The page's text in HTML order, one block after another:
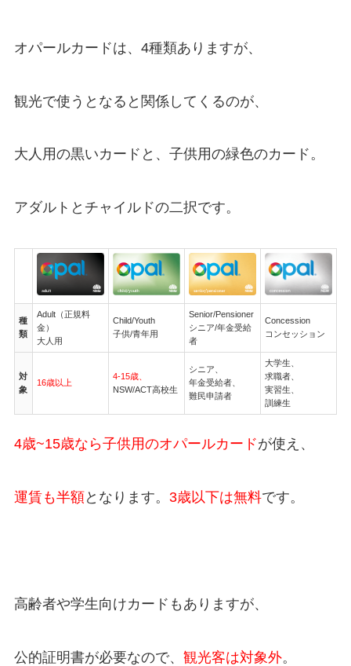
オパールカードは、4種類ありますが、
観光で使うとなると関係してくるのが、
大人用の黒いカードと、子供用の緑色のカード。
アダルトとチャイルドの二択です。
種
類
Adult（正規料
金）
大人用
Child/Youth
子供/青年用
Senior/Pensioner
シニア/年金受給
者
Concession
コンセッション
対
象
16歳以上
4-15歳、
NSW/ACT高校生
シニア、
年金受給者、
難民申請者
大学生、
求職者、
実習生、
訓練生
4歳~15歳なら子供用のオパールカードが使え、
運賃も半額となります。 3歳以下は無料です。
高齢者や学生向けカードもありますが、
公的証明書が必要なので、 観光客は対象外。